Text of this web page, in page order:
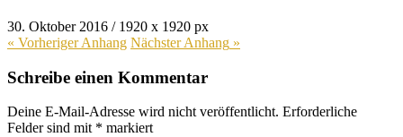
30. Oktober 2016 / 1920 x 1920 px
« VorherigerAnhang NächsterAnhang »
Schreibe einen Kommentar
Deine E-Mail-Adresse wird nicht veröffentlicht. Erforderliche
Felder sind mit * markiert